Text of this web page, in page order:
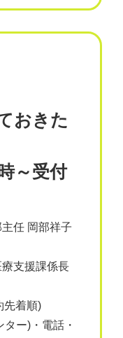
おきた
～受付
任 岡部祥子
支援課係長
着順)
ー)・電話・